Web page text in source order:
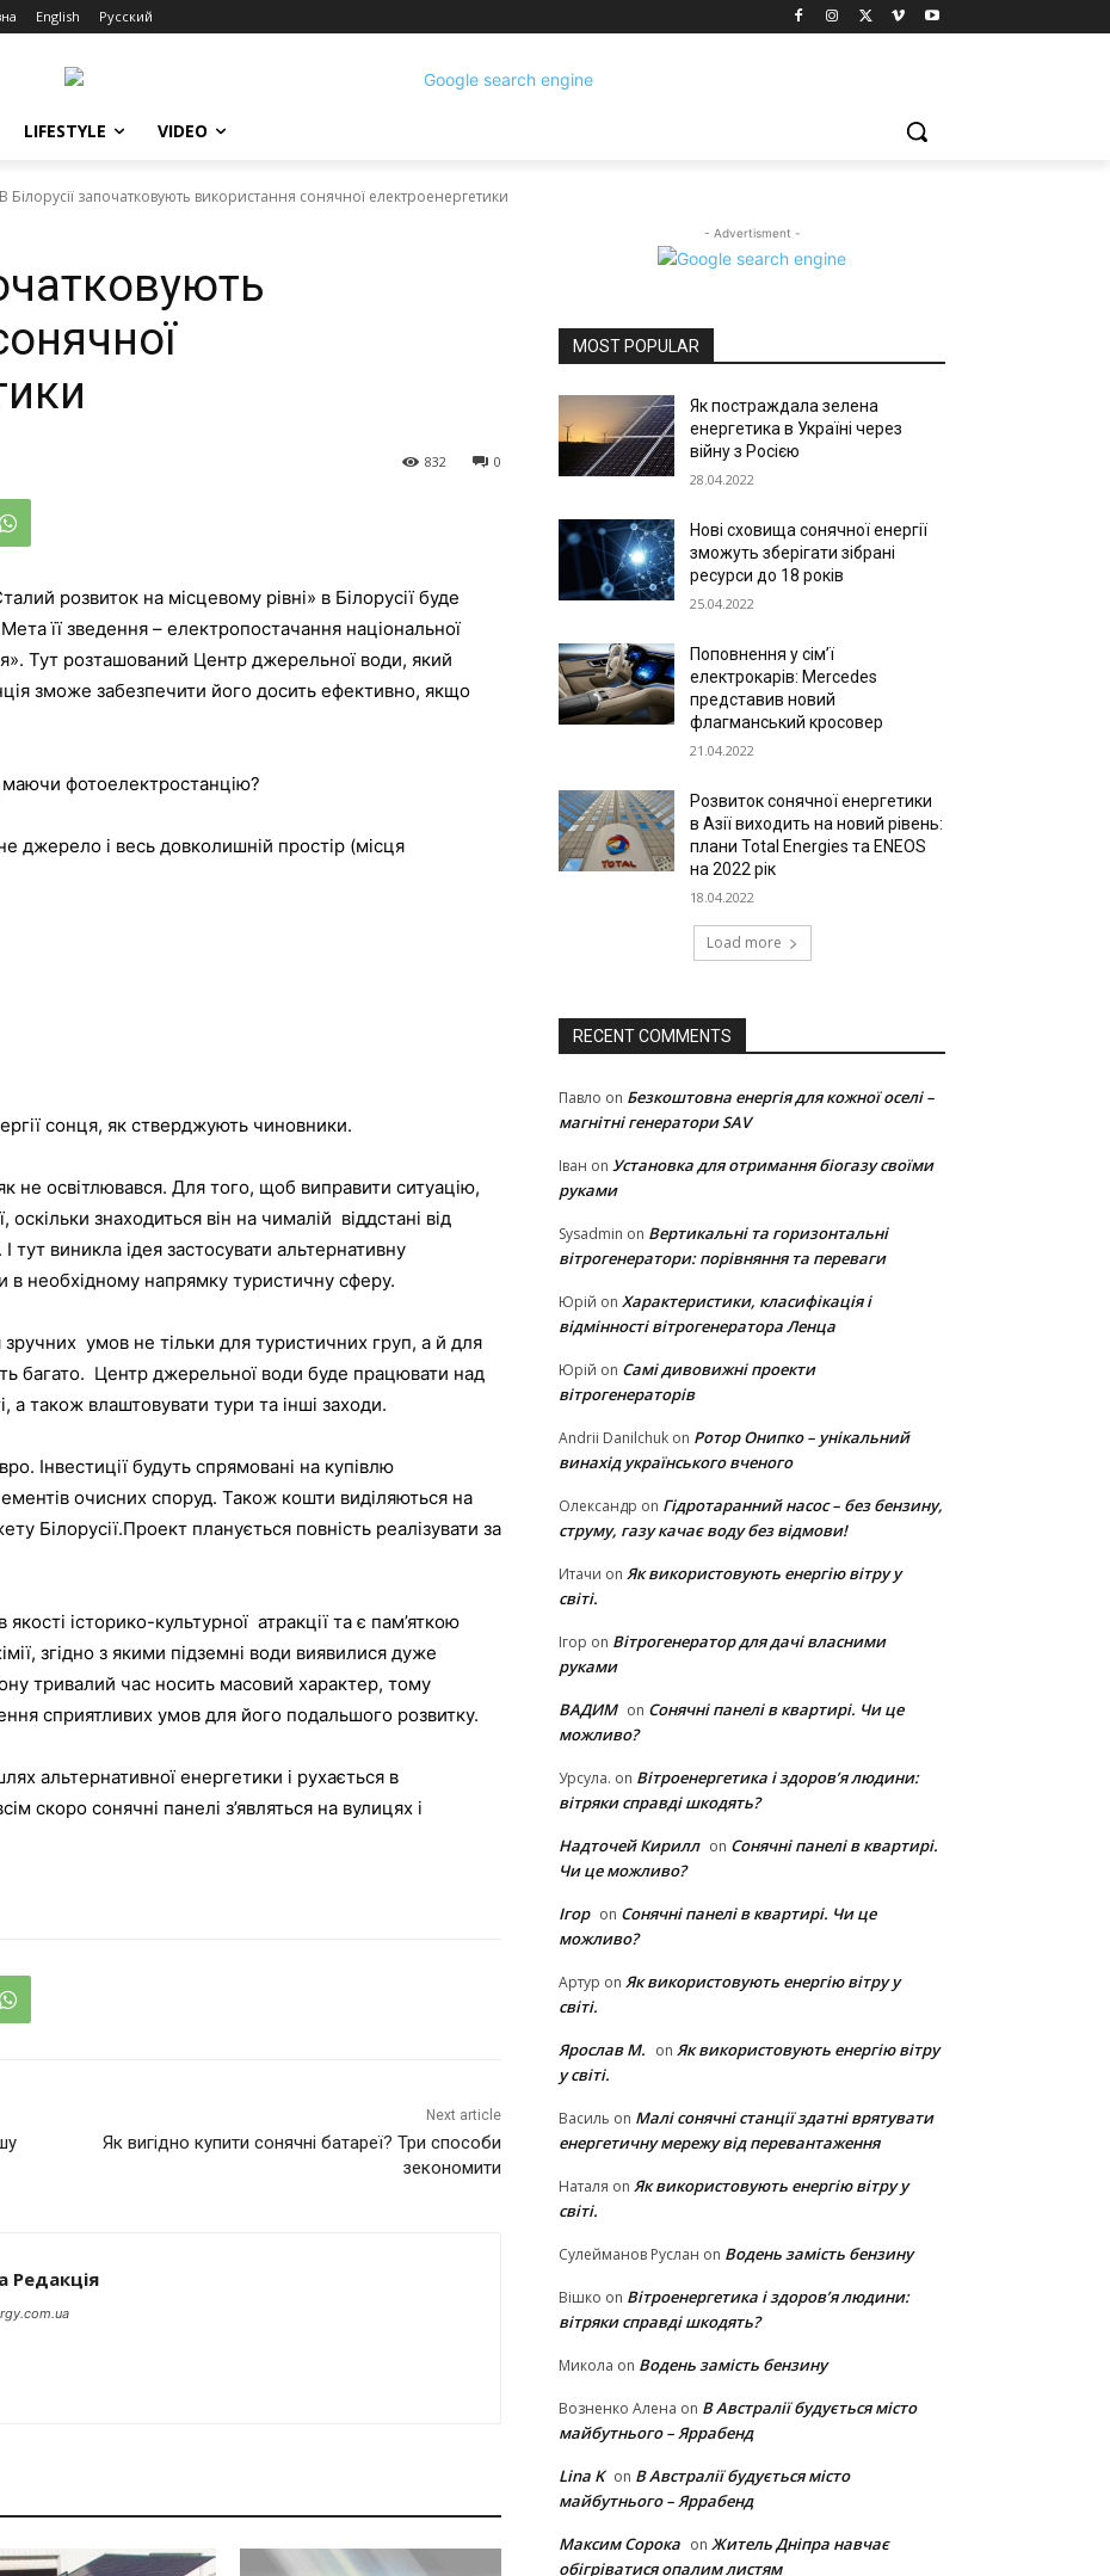
English Русский
LIFESTYLE VIDEO
В Білорусії започатковують використання сонячної електроенергетики
0
832
розвиток на місцевому рівні» в Білорусії буде
її зведення – електропостачання національної
Тут розташований Центр джерельної води, який
зможе забезпечити його досить ефективно, якщо
фотоелектростанцію?
джерело і весь довколишній простір (місця
сонця, як стверджують чиновники.
не освітлювався. Для того, щоб виправити ситуацію,
оскільки знаходиться він на чималій віддстані від
тут виникла ідея застосувати альтернативну
в необхідному напрямку туристичну сферу.
умов не тільки для туристичних груп, а й для
багато. Центр джерельної води буде працювати над
а також влаштовувати тури та інші заходи.
Інвестиції будуть спрямовані на купівлю
очисних споруд. Також кошти виділяються на
Білорусії.Проект планується повність реалізувати за
історико-культурної атракції та є пам’яткою
згідно з якими підземні води виявилися дуже
тривалий час носить масовий характер, тому
сприятливих умов для його подальшого розвитку.
альтернативної енергетики і рухається в
скоро сонячні панелі з’являться на вулицях і
Next article
Як вигідно купити сонячні батареї? Три способи
зекономити
Редакція
- Advertisment -
MOST POPULAR
Як постраждала зелена
енергетика в Україні через
війну з Росією
28.04.2022
Нові сховища сонячної енергії
зможуть зберігати зібрані
ресурси до 18 років
25.04.2022
Поповнення у сім’ї
електрокарів: Mercedes
представив новий
флагманський кросовер
21.04.2022
Розвиток сонячної енергетики
в Азії виходить на новий рівень:
плани Total Energies та ENEOS
на 2022 рік
18.04.2022
Load more
RECENT COMMENTS
Павло on Безкоштовна енергія для кожної оселі –
магнітні генератори SAV
Іван on Установка для отримання біогазу своїми
руками
Sysadmin on Вертикальні та горизонтальні
вітрогенератори: порівняння та переваги
Юрій on Характеристики, класифікація і
відмінності вітрогенератора Ленца
Юрій on Самі дивовижні проекти
вітрогенераторів
Andrii Danilchuk on Ротор Онипко – унікальний
винахід українського вченого
Олександр on Гідротаранний насос – без бензину,
струму, газу качає воду без відмови!
Итачи on Як використовують енергію вітру у
світі.
Ігор on Вітрогенератор для дачі власними
руками
ВАДИМ on Сонячні панелі в квартирі. Чи це
можливо?
Урсула. on Вітроенергетика і здоров’я людини:
вітряки cправді шкодять?
Надточей Кирилл on Сонячні панелі в квартирі.
Чи це можливо?
Ігор on Сонячні панелі в квартирі. Чи це
можливо?
Артур on Як використовують енергію вітру у
світі.
Ярослав М. on Як використовують енергію вітру
у світі.
Василь on Малі сонячні станції здатні врятувати
енергетичну мережу від перевантаження
Наталя on Як використовують енергію вітру у
світі.
Сулейманов Руслан on Водень замість бензину
Вішко on Вітроенергетика і здоров’я людини:
вітряки cправді шкодять?
Микола on Водень замість бензину
Возненко Алена on В Австралії будується місто
майбутнього – Яррабенд
Lina K on В Австралії будується місто
майбутнього – Яррабенд
Максим Сорока on Житель Дніпра навчає
обігріватися опалим листям